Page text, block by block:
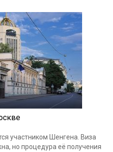
участником Шенгена. Виза
но процедура её получения